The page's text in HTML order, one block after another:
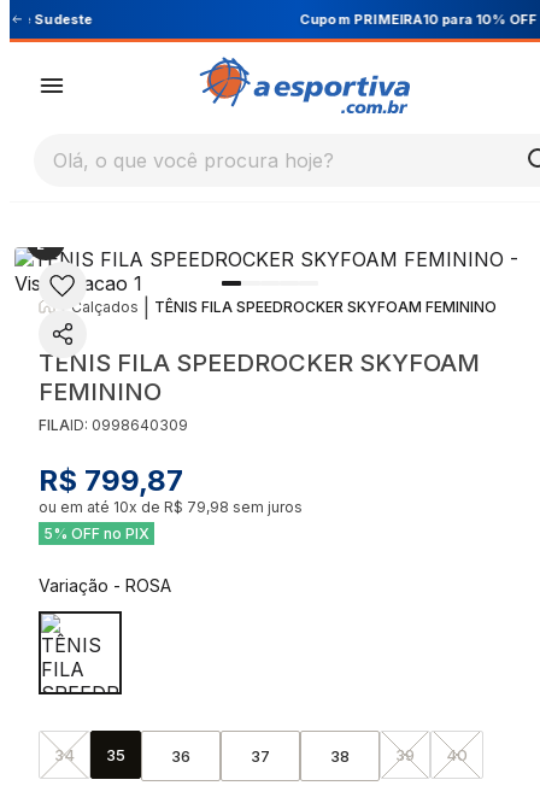
Cupom PRIMEIRA10 para 10% OFF na 1ª compra
Olá, o que você procura hoje?
Calçados TÊNIS FILA SPEEDROCKER SKYFOAM FEMININO
TÊNIS FILA SPEEDROCKER SKYFOAM
FEMININO
FILAID: 0998640309
R$ 799,87
ou em até 10x de R$ 79,98 sem juros
5% OFF no PIX
Variação - ROSA
34 35 36 37 38 39 40